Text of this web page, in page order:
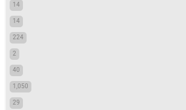
14
14
224
2
40
1,050
29